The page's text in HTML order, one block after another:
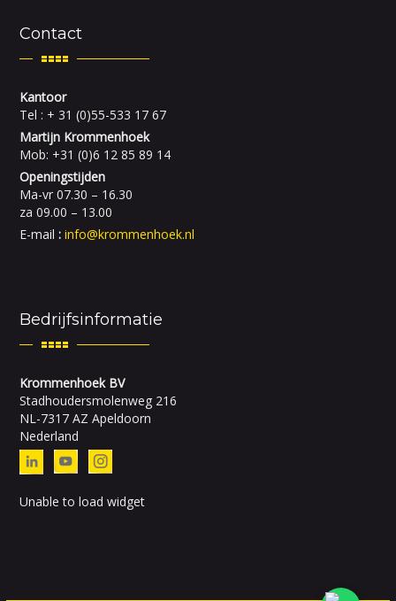
Contact
Kantoor
Tel : + 31 (0)55-533 17 67
Martijn Krommenhoek
Mob: +31 (0)6 12 85 89 14
Openingstijden
Ma-vr 07.30 – 16.30
za 09.00 – 13.00
E-mail :info@krommenhoek.nl
Bedrijfsinformatie
Krommenhoek BV
Stadhoudersmolenweg 216
NL-7317 AZ Apeldoorn
Nederland
Unable to load widget